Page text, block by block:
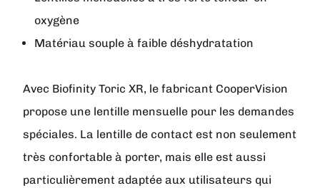
oxygène
Matériau souple à faible déshydratation
Avec Biofinity Toric XR, le fabricant CooperVision
propose une lentille mensuelle pour les demandes
spéciales. La lentille de contact est non seulement
très confortable à porter, mais elle est aussi
particulièrement adaptée aux utilisateurs qui